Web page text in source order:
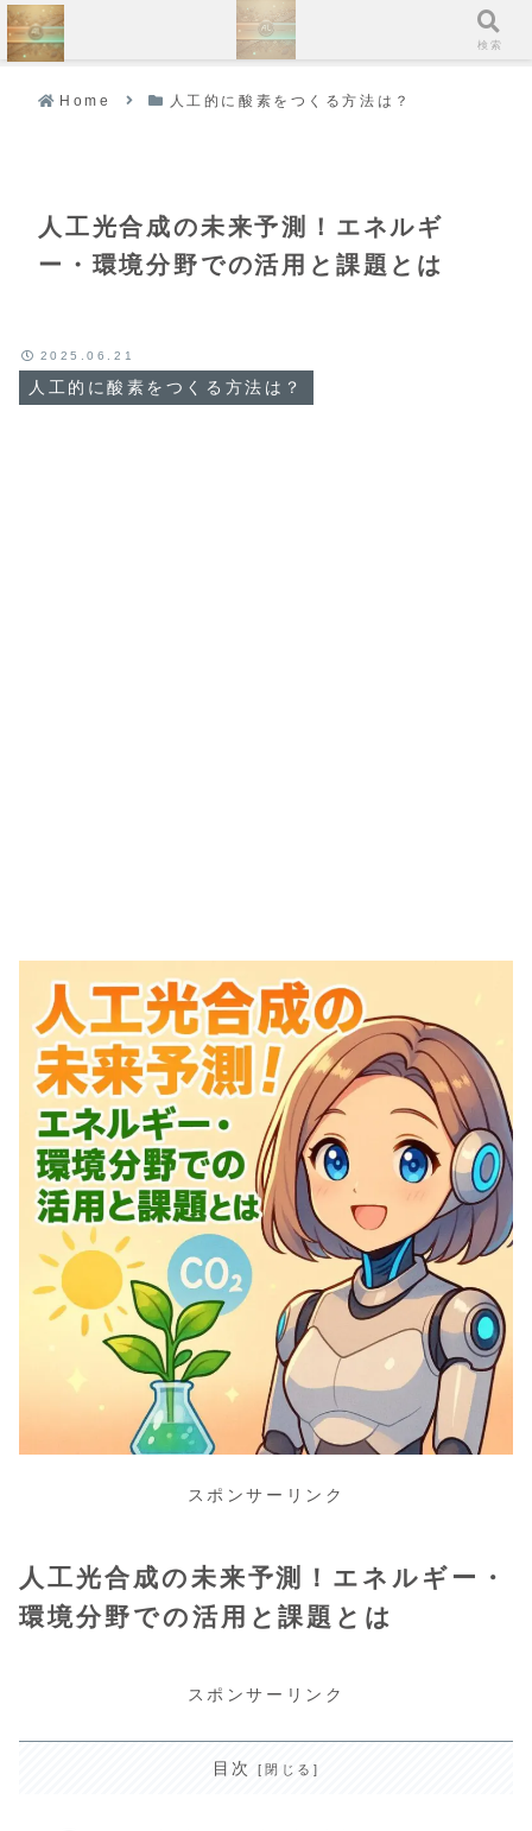
Home 人工的に酸素をつくる方法は？
人工光合成の未来予測！エネルギ
ー・環境分野での活用と課題とは
人工的に酸素をつくる方法は？
2025.06.21
スポンサーリンク
人工光合成の未来予測！エネルギー・
環境分野での活用と課題とは
スポンサーリンク
目次
ホーム 検索